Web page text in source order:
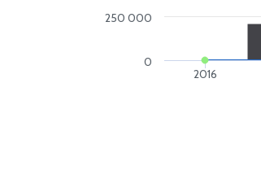
2016
0
250 000